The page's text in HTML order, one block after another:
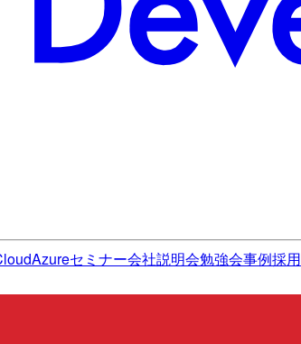
Azureセミナー会社説明会勉強会事例採用